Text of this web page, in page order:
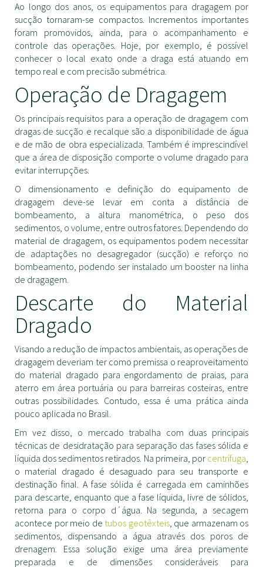
Ao longo dos anos, os equipamentos para dragagem por
sucção tornaram-se compactos. Incrementos importantes
foram promovidos, ainda, para o acompanhamento e
controle das operações. Hoje, por exemplo, é possível
conhecer o local exato onde a draga está atuando em
tempo real e com precisão submétrica.
Operação de Dragagem
Os principais requisitos para a operação de dragagem com
dragas de sucção e recalque são a disponibilidade de água
e de mão de obra especializada. Também é imprescindível
que a área de disposição comporte o volume dragado para
evitar interrupções.
O dimensionamento e definição do equipamento de
dragagem deve-se levar em conta a distância de
bombeamento, a altura manométrica, o peso dos
sedimentos, o volume, entre outros fatores. Dependendo do
material de dragagem, os equipamentos podem necessitar
de adaptações no desagregador (sucção) e reforço no
bombeamento, podendo ser instalado um booster na linha
de dragagem.
Descarte do Material
Dragado
Visando a redução de impactos ambientais, as operações de
dragagem deveriam ter como premissa o reaproveitamento
do material dragado para engordamento de praias, para
aterro em área portuária ou para barreiras costeiras, entre
outras possibilidades. Contudo, essa é uma prática ainda
pouco aplicada no Brasil.
Em vez disso, o mercado trabalha com duas principais
técnicas de desidratação para separação das fases sólida e
líquida dos sedimentos retirados. Na primeira, por centrífuga,
o material dragado é desaguado para seu transporte e
destinação final. A fase sólida é carregada em caminhões
para descarte, enquanto que a fase líquida, livre de sólidos,
retorna para o corpo d´água. Na segunda, a secagem
acontece por meio de tubos geotêxteis, que armazenam os
sedimentos, dispensando a água através dos poros de
drenagem. Essa solução exige uma área previamente
preparada e de dimensões consideráveis para